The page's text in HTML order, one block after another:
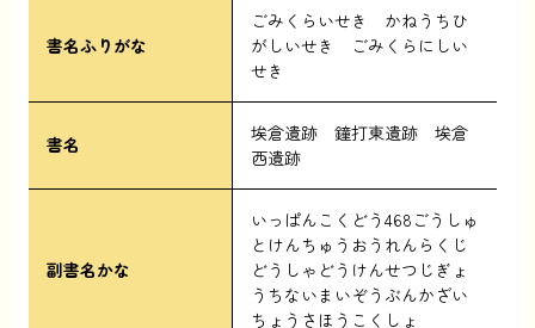
書名ふりがな
ごみくらいせき かねうちひ
がしいせき ごみくらにしい
せき
書名
埃倉遺跡 鐘打東遺跡 埃倉
西遺跡
副書名かな
いっぱんこくどう468ごうしゅ
とけんちゅうおうれんらくじ
どうしゃどうけんせつじぎょ
うちないまいぞうぶんかざい
ちょうさほうこくしょ